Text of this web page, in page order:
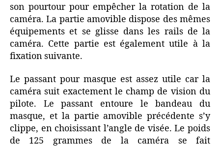
son pourtour pour empêcher la rotation de la
caméra. La partie amovible dispose des mêmes
équipements et se glisse dans les rails de la
caméra. Cette partie est également utile à la
fixation suivante.
Le passant pour masque est assez utile car la
caméra suit exactement le champ de vision du
pilote. Le passant entoure le bandeau du
masque, et la partie amovible précédente s’y
clippe, en choisissant l’angle de visée. Le poids
de 125 grammes de la caméra se fait